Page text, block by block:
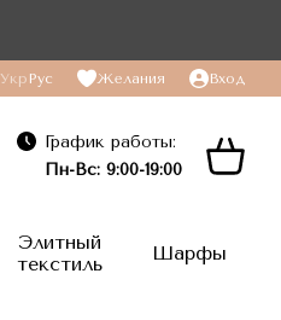
Укр Рус Желания Вход
График работы:
Пн-Вс: 9:00-19:00
Элитный
текстиль
Шарфы